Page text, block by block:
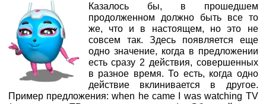
Казалось бы, в прошедшем
продолженном должно быть все то
же, что и в настоящем, но это не
совсем так. Здесь появляется еще
одно значение, когда в предложении
есть сразу 2 действия, совершенных
в разное время. То есть, когда одно
действие вклинивается в другое.
Пример предложения: when he came I was watching TV